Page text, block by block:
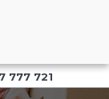
777 721